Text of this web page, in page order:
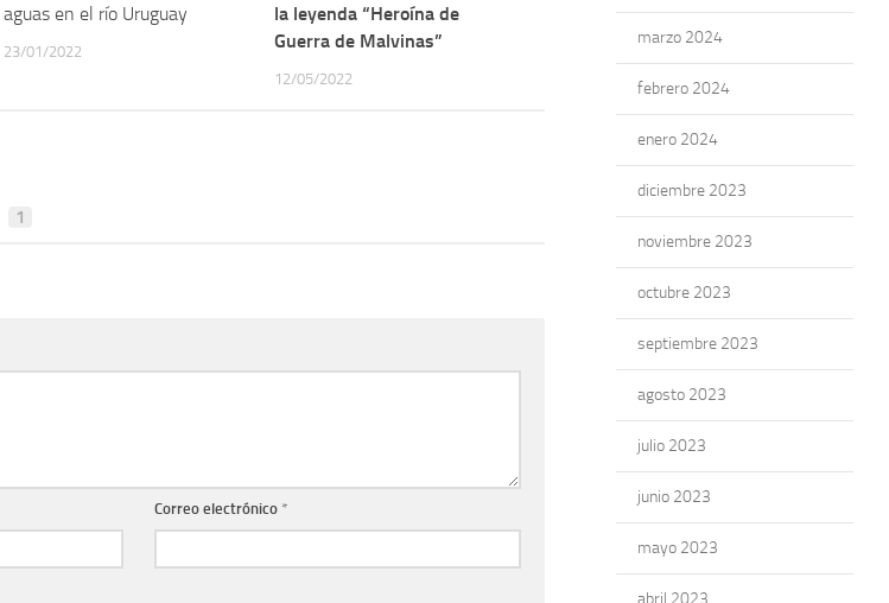
aguas en el río Uruguay
23/01/2022
la leyenda “Heroína de
Guerra de Malvinas”
12/05/2022
1
Correo electrónico *
marzo 2024
febrero 2024
enero 2024
diciembre 2023
noviembre 2023
octubre 2023
septiembre 2023
agosto 2023
julio 2023
junio 2023
mayo 2023
abril 2023